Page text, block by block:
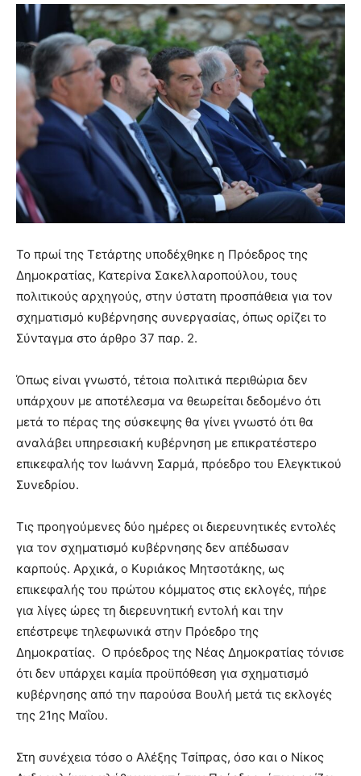
Το πρωί της Τετάρτης υποδέχθηκε η Πρόεδρος της
Δημοκρατίας, Κατερίνα Σακελλαροπούλου, τους
πολιτικούς αρχηγούς, στην ύστατη προσπάθεια για τον
σχηματισμό κυβέρνησης συνεργασίας, όπως ορίζει το
Σύνταγμα στο άρθρο 37 παρ. 2.
Όπως είναι γνωστό, τέτοια πολιτικά περιθώρια δεν
υπάρχουν με αποτέλεσμα να θεωρείται δεδομένο ότι
μετά το πέρας της σύσκεψης θα γίνει γνωστό ότι θα
αναλάβει υπηρεσιακή κυβέρνηση με επικρατέστερο
επικεφαλής τον Ιωάννη Σαρμά, πρόεδρο του Ελεγκτικού
Συνεδρίου.
Τις προηγούμενες δύο ημέρες οι διερευνητικές εντολές
για τον σχηματισμό κυβέρνησης δεν απέδωσαν
καρπούς. Αρχικά, ο Κυριάκος Μητσοτάκης, ως
επικεφαλής του πρώτου κόμματος στις εκλογές, πήρε
για λίγες ώρες τη διερευνητική εντολή και την
επέστρεψε τηλεφωνικά στην Πρόεδρο της
Δημοκρατίας. Ο πρόεδρος της Νέας Δημοκρατίας τόνισε
ότι δεν υπάρχει καμία προϋπόθεση για σχηματισμό
κυβέρνησης από την παρούσα Βουλή μετά τις εκλογές
της 21ης Μαΐου.
Στη συνέχεια τόσο ο Αλέξης Τσίπρας, όσο και ο Νίκος